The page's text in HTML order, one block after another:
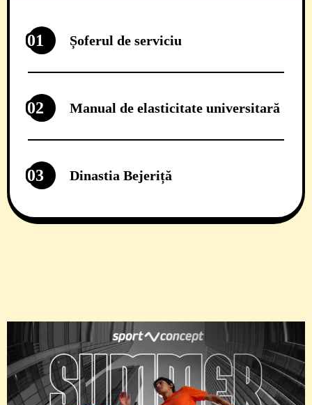
01 Șoferul de serviciu
02 Manual de elasticitate universitară
03 Dinastia Bejeriță